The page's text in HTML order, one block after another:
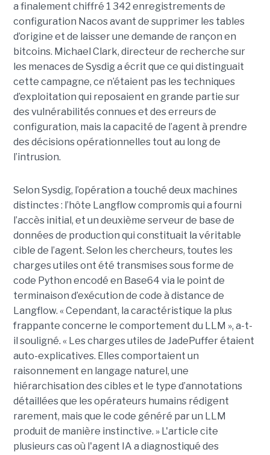
a finalement chiffré 1 342 enregistrements de
configuration Nacos avant de supprimer les tables
d’origine et de laisser une demande de rançon en
bitcoins. Michael Clark, directeur de recherche sur
les menaces de Sysdig a écrit que ce qui distinguait
cette campagne, ce n’étaient pas les techniques
d’exploitation qui reposaient en grande partie sur
des vulnérabilités connues et des erreurs de
configuration, mais la capacité de l’agent à prendre
des décisions opérationnelles tout au long de
l’intrusion.
Selon Sysdig, l’opération a touché deux machines
distinctes : l’hôte Langflow compromis qui a fourni
l’accès initial, et un deuxième serveur de base de
données de production qui constituait la véritable
cible de l’agent. Selon les chercheurs, toutes les
charges utiles ont été transmises sous forme de
code Python encodé en Base64 via le point de
terminaison d’exécution de code à distance de
Langflow. « Cependant, la caractéristique la plus
frappante concerne le comportement du LLM », a-t-
il souligné. « Les charges utiles de JadePuffer étaient
auto-explicatives. Elles comportaient un
raisonnement en langage naturel, une
hiérarchisation des cibles et le type d’annotations
détaillées que les opérateurs humains rédigent
rarement, mais que le code généré par un LLM
produit de manière instinctive. » L'article cite
plusieurs cas où l'agent IA a diagnostiqué des